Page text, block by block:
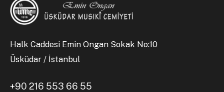
Halk Caddesi Emin Ongan Sokak No:10
Üsküdar / İstanbul
+90 216 553 66 55